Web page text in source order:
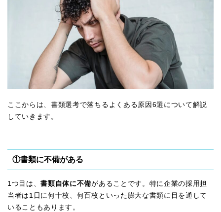
ここからは、書類選考で落ちるよくある原因6選について解説
していきます。
①書類に不備がある
1つ目は、書類自体に不備があることです。特に企業の採用担
当者は1日に何十枚、何百枚といった膨大な書類に目を通して
いることもあります。